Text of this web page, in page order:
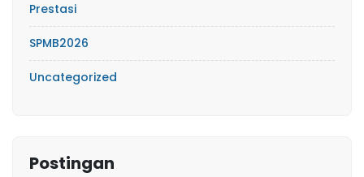
Prestasi
SPMB2026
Uncategorized
Postingan